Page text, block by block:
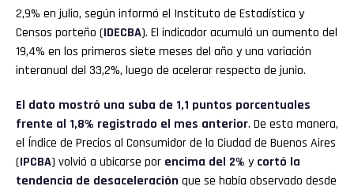
2,9% en julio, según informó el Instituto de Estadística y
Censos porteño (IDECBA). El indicador acumuló un aumento del
19,4% en los primeros siete meses del año y una variación
interanual del 33,2%, luego de acelerar respecto de junio.
El dato mostró una suba de 1,1 puntos porcentuales
frente al 1,8% registrado el mes anterior. De esta manera,
el Índice de Precios al Consumidor de la Ciudad de Buenos Aires
(IPCBA) volvió a ubicarse por encima del 2% y cortó la
tendencia de desaceleración que se había observado desde